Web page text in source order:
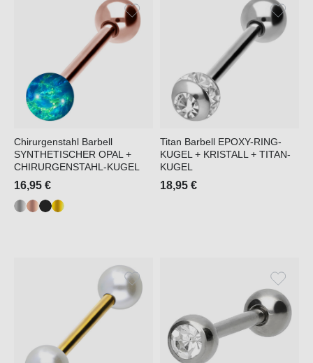
Chirurgenstahl Barbell
SYNTHETISCHER OPAL +
CHIRURGENSTAHL-KUGEL
16,95 €
Titan Barbell EPOXY-RING-
KUGEL + KRISTALL + TITAN-
KUGEL
18,95 €